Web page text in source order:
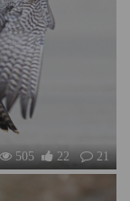
505 22 21